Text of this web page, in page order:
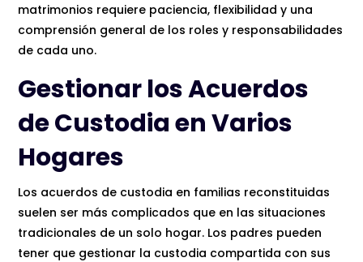
matrimonios requiere paciencia, flexibilidad y una
comprensión general de los roles y responsabilidades
de cada uno.
Gestionar los Acuerdos
de Custodia en Varios
Hogares
Los acuerdos de custodia en familias reconstituidas
suelen ser más complicados que en las situaciones
tradicionales de un solo hogar. Los padres pueden
tener que gestionar la custodia compartida con sus